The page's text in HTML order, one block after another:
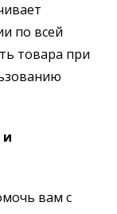
по всей
товара при
и
вам с